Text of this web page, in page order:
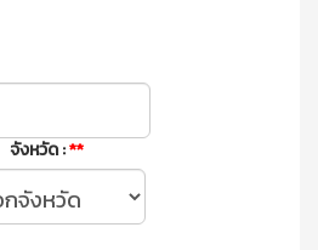
จังหวัด :**